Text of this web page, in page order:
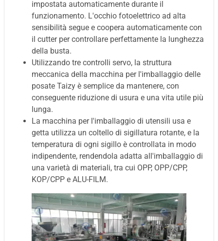
impostata automaticamente durante il
funzionamento. L'occhio fotoelettrico ad alta
sensibilità segue e coopera automaticamente con
il cutter per controllare perfettamente la lunghezza
della busta.
Utilizzando tre controlli servo, la struttura
meccanica della macchina per l'imballaggio delle
posate Taizy è semplice da mantenere, con
conseguente riduzione di usura e una vita utile più
lunga.
La macchina per l'imballaggio di utensili usa e
getta utilizza un coltello di sigillatura rotante, e la
temperatura di ogni sigillo è controllata in modo
indipendente, rendendola adatta all'imballaggio di
una varietà di materiali, tra cui OPP, OPP/CPP,
KOP/CPP e ALU-FILM.